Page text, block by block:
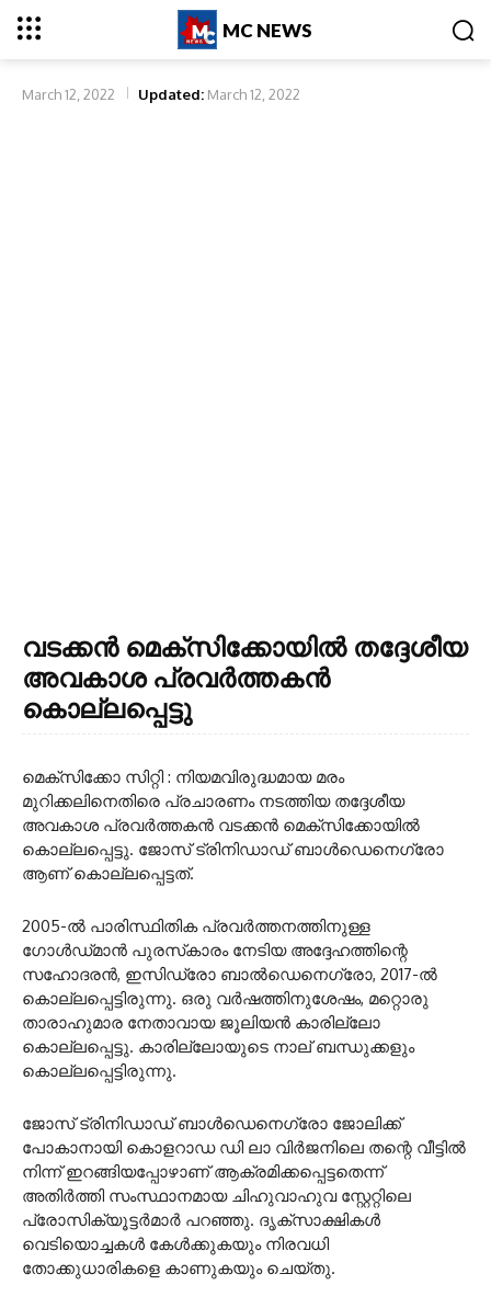
MC NEWS
March 12, 2022 Updated: March 12, 2022
വടക്കൻ മെക്സിക്കോയിൽ തദ്ദേശീയ
അവകാശ പ്രവർത്തകൻ
കൊല്ലപ്പെട്ടു
മെക്‌സിക്കോ സിറ്റി : നിയമവിരുദ്ധമായ മരം
മുറിക്കലിനെതിരെ പ്രചാരണം നടത്തിയ തദ്ദേശീയ
അവകാശ പ്രവർത്തകൻ വടക്കൻ മെക്‌സിക്കോയിൽ
കൊല്ലപ്പെട്ടു. ജോസ് ട്രിനിഡാഡ് ബാൾഡെനെഗ്രോ
ആണ് കൊല്ലപ്പെട്ടത്.
2005-ൽ പാരിസ്ഥിതിക പ്രവർത്തനത്തിനുള്ള
ഗോൾഡ്‌മാൻ പുരസ്‌കാരം നേടിയ അദ്ദേഹത്തിന്റെ
സഹോദരൻ, ഇസിഡ്രോ ബാൽഡെനെഗ്രോ, 2017-ൽ
കൊല്ലപ്പെട്ടിരുന്നു. ഒരു വർഷത്തിനുശേഷം, മറ്റൊരു
താരാഹുമാര നേതാവായ ജൂലിയൻ കാരില്ലോ
കൊല്ലപ്പെട്ടു. കാരില്ലോയുടെ നാല് ബന്ധുക്കളും
കൊല്ലപ്പെട്ടിരുന്നു.
ജോസ് ട്രിനിഡാഡ് ബാൾഡെനെഗ്രോ ജോലിക്ക്
പോകാനായി കൊളറാഡ ഡി ലാ വിർജനിലെ തന്റെ വീട്ടിൽ
നിന്ന് ഇറങ്ങിയപ്പോഴാണ് ആക്രമിക്കപ്പെട്ടതെന്ന്
അതിർത്തി സംസ്ഥാനമായ ചിഹുവാഹുവ സ്റ്റേറ്റിലെ
പ്രോസിക്യൂട്ടർമാർ പറഞ്ഞു. ദൃക്‌സാക്ഷികൾ
വെടിയൊച്ചകൾ കേൾക്കുകയും നിരവധി
തോക്കുധാരികളെ കാണുകയും ചെയ്തു.